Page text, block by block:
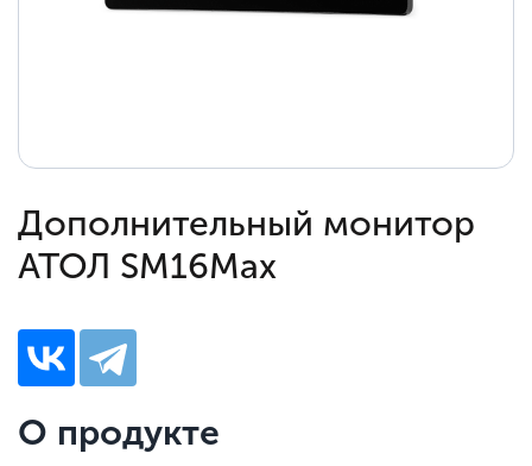
Дополнительный монитор
АТОЛ SM16Max
О продукте